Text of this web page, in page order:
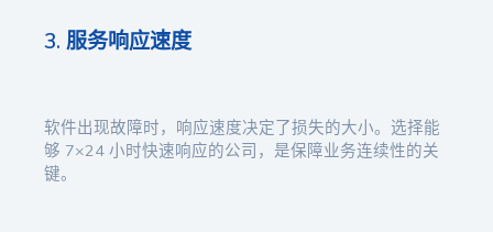
3. 服务响应速度
软件出现故障时，响应速度决定了损失的大小。选择能
够 7×24 小时快速响应的公司，是保障业务连续性的关
键。